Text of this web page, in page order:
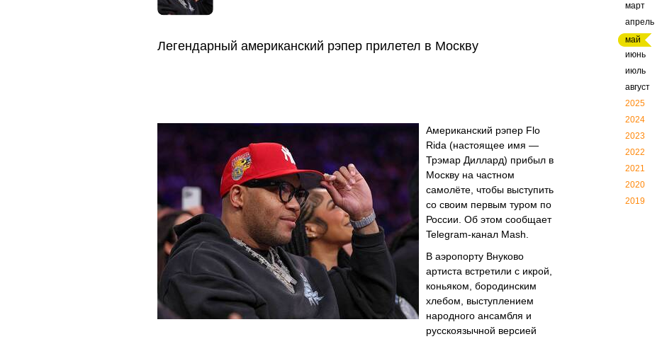
Легендарный американский рэпер прилетел в Москву
Американский рэпер Flo
Rida (настоящее имя —
Трэмар Диллард) прибыл в
Москву на частном
самолёте, чтобы выступить
со своим первым туром по
России. Об этом сообщает
Telegram-канал Mash.
В аэропорту Внуково
артиста встретили с икрой,
коньяком, бородинским
хлебом, выступлением
народного ансамбля и
русскоязычной версией
март
апрель
май
июнь
июль
август
2025
2024
2023
2022
2021
2020
2019